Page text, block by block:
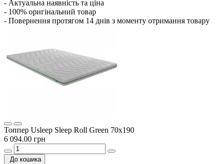
- Актуальна наявність та ціна
- 100% оригінальний товар
- Повернення протягом 14 днів з моменту отримання товару
Топпер Usleep Sleep Roll Green 70х190
6 094.00 грн
До кошика